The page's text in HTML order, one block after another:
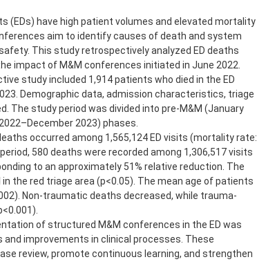
(EDs) have high patient volumes and elevated mortality
aim to identify causes of death and system
This study retrospectively analyzed ED deaths
impact of M&M conferences initiated in June 2022.
study included 1,914 patients who died in the ED
Demographic data, admission characteristics, triage
The study period was divided into pre-M&M (January
2023) phases.
occurred among 1,565,124 ED visits (mortality rate:
580 deaths were recorded among 1,306,517 visits
to an approximately 51% relative reduction. The
the red triage area (p<0.05). The mean age of patients
Non-traumatic deaths decreased, while trauma-
of structured M&M conferences in the ED was
improvements in clinical processes. These
review, promote continuous learning, and strengthen